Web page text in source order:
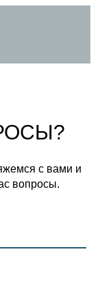
с вами и
вопросы.